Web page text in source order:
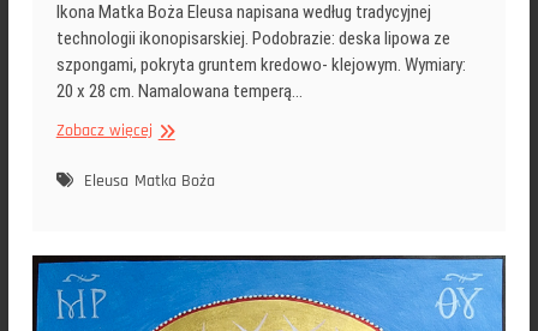
Ikona Matka Boża Eleusa napisana według tradycyjnej
technologii ikonopisarskiej. Podobrazie: deska lipowa ze
szpongami, pokryta gruntem kredowo- klejowym. Wymiary:
20 x 28 cm. Namalowana temperą…
Zobacz więcejIkona
Boża
Eleusa Matka Boża